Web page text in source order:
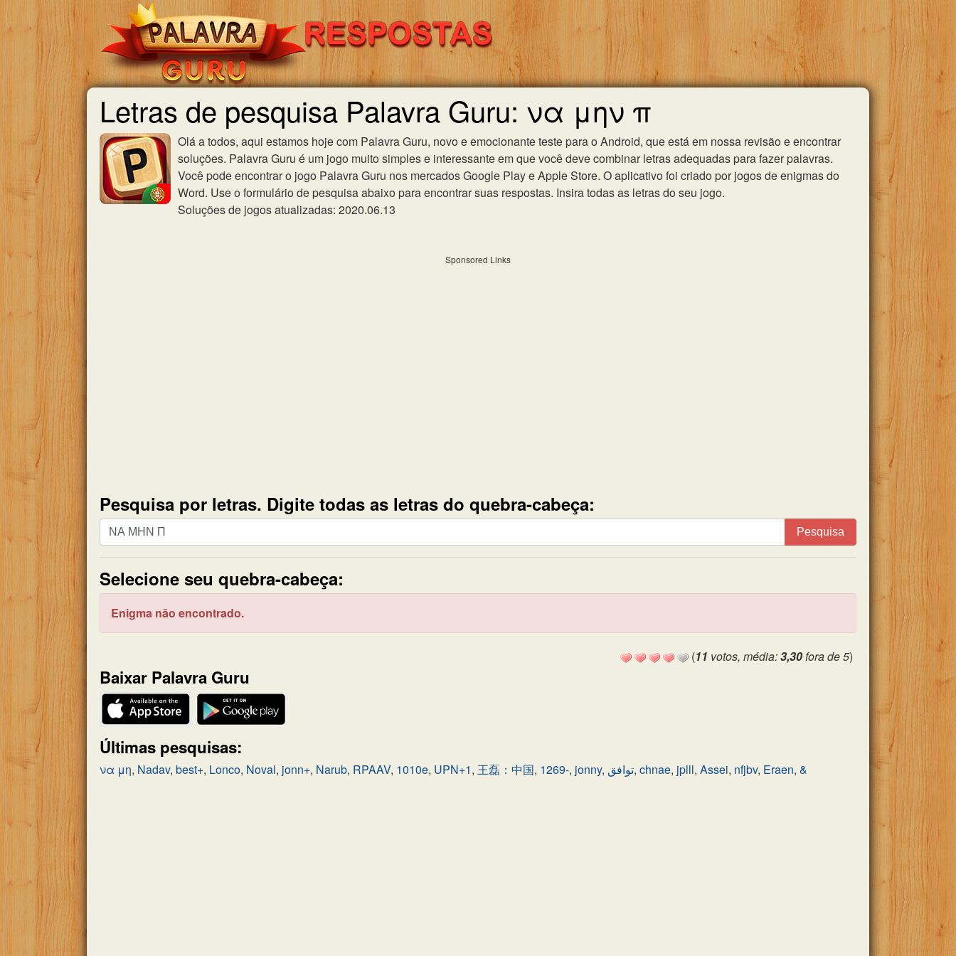
Letras de pesquisa Palavra Guru: να μην π
Olá a todos, aqui estamos hoje com Palavra Guru, novo e emocionante teste para o Android, que está em nossa revisão e encontrar
soluções. Palavra Guru é um jogo muito simples e interessante em que você deve combinar letras adequadas para fazer palavras.
Você pode encontrar o jogo Palavra Guru nos mercados Google Play e Apple Store. O aplicativo foi criado por jogos de enigmas do
Word. Use o formulário de pesquisa abaixo para encontrar suas respostas. Insira todas as letras do seu jogo.
Soluções de jogos atualizadas: 2020.06.13
Sponsored Links
Pesquisa por letras. Digite todas as letras do quebra-cabeça:
Pesquisa
por
letras.
Digite
todas
letras
cabeça:
Pesquisa
Selecione seu quebra-cabeça:
Enigma não encontrado.
(11 votos, média:3,30fora de 5)
Baixar Palavra Guru
Últimas pesquisas:
να μη, Nadav, best+, Lonco, Noval, jonn+, Narub, RPAAV, 1010e, UPN+1, 王磊：中国, 1269-, jonny, توافق, chnae, jplll, Assei, nfjbv, Eraen, &